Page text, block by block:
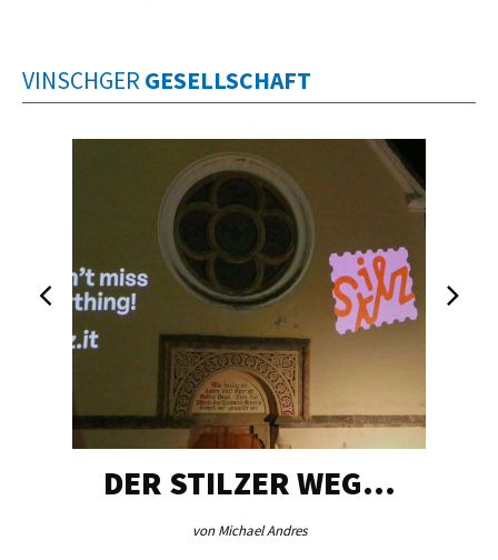
VINSCHGER GESELLSCHAFT
DER STILZER WEG…
von Michael Andres